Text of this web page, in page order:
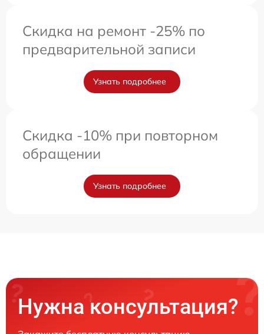
Скидка на ремонт -25% по
предварительной записи
Узнать подробнее
Скидка -10% при повторном
обращении
Узнать подробнее
Нужна консультация?